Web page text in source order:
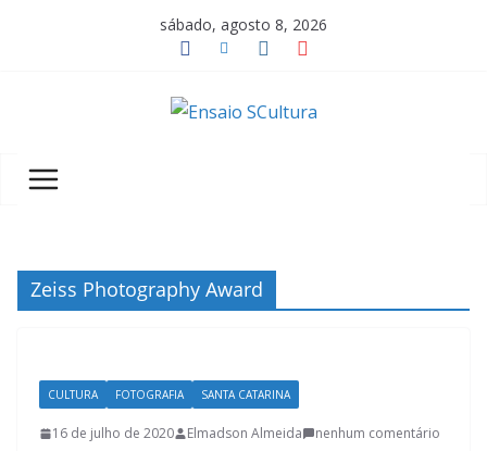
sábado, agosto 8, 2026
z
a
c
u
Zeiss Photography Award
CULTURA FOTOGRAFIA SANTA CATARINA
16 de julho de 2020 Elmadson Almeida nenhum comentário